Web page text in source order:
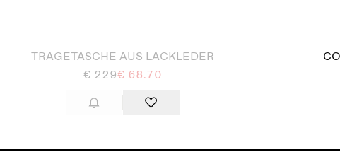
TRAGETASCHE AUS LACKLEDER
€ 229€ 68.70